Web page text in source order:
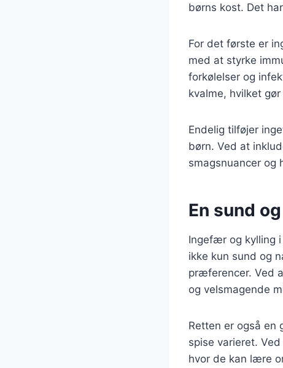
børns kost. Det
For det første er
med at styrke
forkølelser og
kvalme, hvilket
Endelig tilføjer
børn. Ved at
smagsnuancer og
En sund
Ingefær og kylling
ikke kun sund og
præferencer. Ved
og velsmagende
Retten er også
spise varieret.
hvor de kan lære